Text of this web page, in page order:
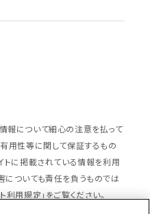
報について細心の注意を払って
用性等に関して保証するもの
トに掲載されている情報を利用
についても責任を負うものでは
利用規定」をご覧ください。